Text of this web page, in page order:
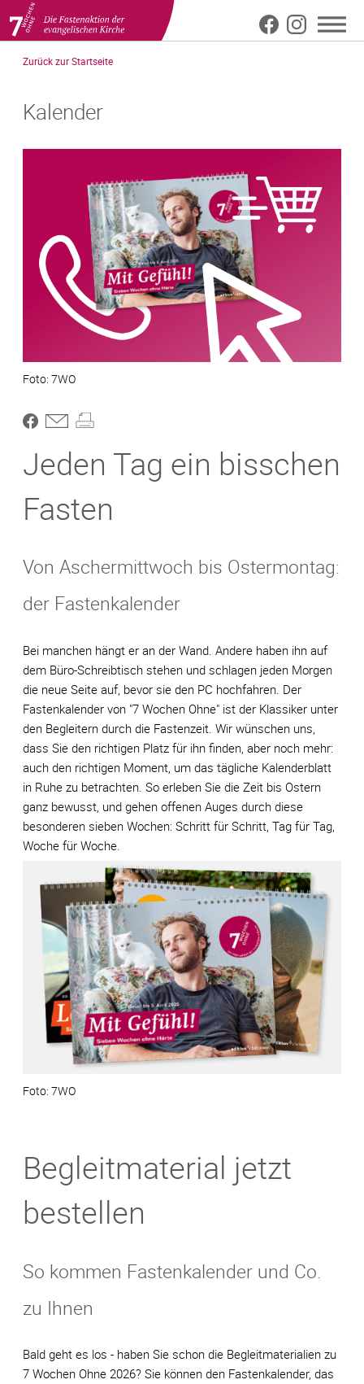
Direkt
zum
Meta
Zurück zur Startseite
Kalender
7WO
Jeden Tag ein bisschen
Fasten
Von Aschermittwoch bis Ostermontag:
der Fastenkalender
Bei manchen hängt er an der Wand. Andere haben ihn auf
dem Büro-Schreibtisch stehen und schlagen jeden Morgen
die neue Seite auf, bevor sie den PC hochfahren. Der
Fastenkalender von "7 Wochen Ohne" ist der Klassiker unter
den Begleitern durch die Fastenzeit. Wir wünschen uns,
dass Sie den richtigen Platz für ihn finden, aber noch mehr:
auch den richtigen Moment, um das tägliche Kalenderblatt
in Ruhe zu betrachten. So erleben Sie die Zeit bis Ostern
ganz bewusst, und gehen offenen Auges durch diese
besonderen sieben Wochen: Schritt für Schritt, Tag für Tag,
Woche für Woche.
7WO
Begleitmaterial jetzt
bestellen
So kommen Fastenkalender und Co.
zu Ihnen
Bald geht es los - haben Sie schon die Begleitmaterialien zu
7 Wochen Ohne 2026? Sie können den Fastenkalender, das